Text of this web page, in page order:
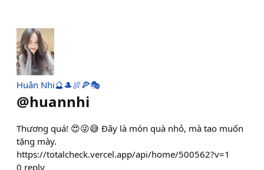
Huân Nhi🔮🎩🍖🍕🎭
@huannhi
Thương quá! 😍😜😅 Đây là món quà nhỏ, mà tao muốn
tặng mày.
https://totalcheck.vercel.app/api/home/500562?v=1
0 reply